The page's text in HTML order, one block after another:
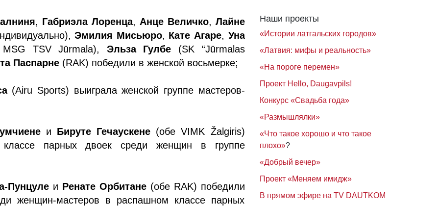
, Габриэла Лоренца, Анце Величко, Лайне
Эмилия Мисьюро, Кате Агаре, Уна
TSV Jūrmala), Эльза Гулбе (SK “Jūrmalas
Паспарне (RAK) победили в женской восьмерке;
(Airu Sports) выиграла женской группе мастеров-
и Бируте Гечаускене (обе VIMK Žalgiris)
парных двоек среди женщин в группе
Пунцуле и Ренате Орбитане(обе RAK) победили
женщин-мастеров в распашном классе парных
Наши проекты
«Истории латгальских городов»
«Латвия: мифы и реальность»
«На пороге перемен»
Проект Hello, Daugavpils!
Конкурс «Свадьба года»
«Размышлялки»
«Что такое хорошо и что такое
плохо»?
«Добрый вечер»
Проект «Меняем имидж»
В прямом эфире на TV DAUTKOM